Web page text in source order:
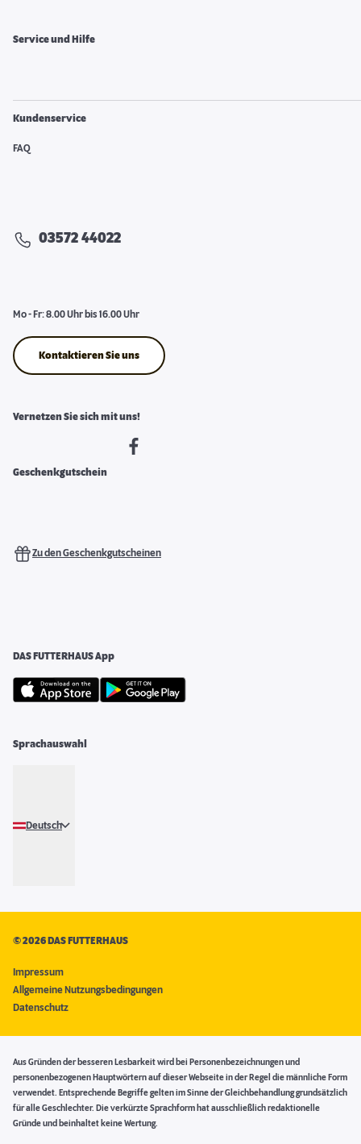
Service und Hilfe
Kundenservice
FAQ
03572 44022
Mo - Fr: 8.00 Uhr bis 16.00 Uhr
Kontaktieren Sie uns
Vernetzen Sie sich mit uns!
Geschenkgutschein
Zu den Geschenkgutscheinen
DAS FUTTERHAUS App
Sprachauswahl
Deutsch
©2026 DAS FUTTERHAUS
Impressum
Allgemeine Nutzungsbedingungen
Datenschutz
Aus Gründen der besseren Lesbarkeit wird bei Personenbezeichnungen und
personenbezogenen Hauptwörtern auf dieser Webseite in der Regel die männliche Form
verwendet. Entsprechende Begriffe gelten im Sinne der Gleichbehandlung grundsätzlich
für alle Geschlechter. Die verkürzte Sprachform hat ausschließlich redaktionelle
Gründe und beinhaltet keine Wertung.